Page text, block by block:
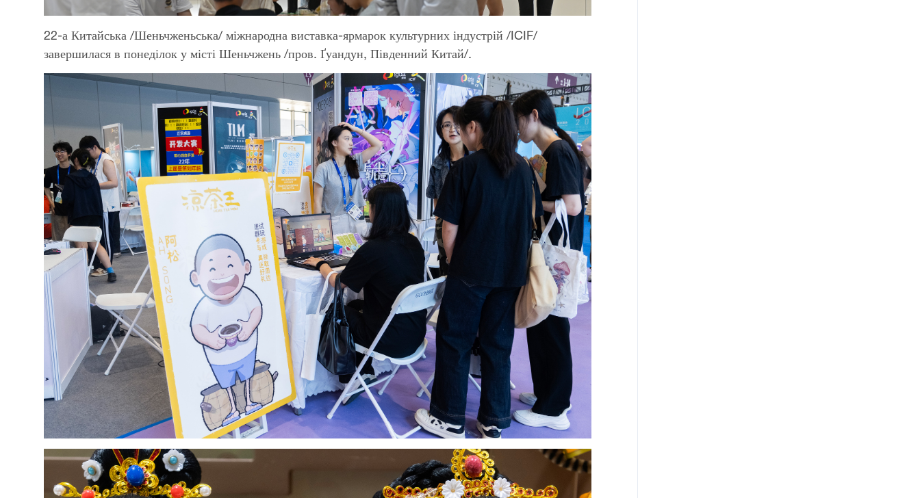
22-а Китайська /Шеньчженьська/ міжнародна виставка-ярмарок культурних індустрій /ICIF/
завершилася в понеділок у місті Шеньчжень /пров. Ґуандун, Південний Китай/.